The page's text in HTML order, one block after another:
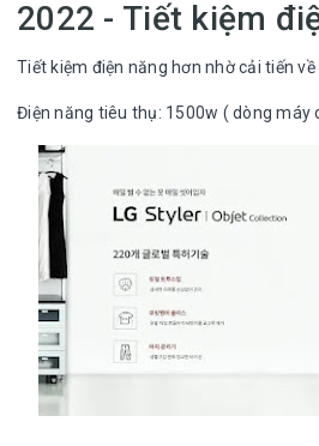
2022 - Tiết kiệm
Tiết kiệm điện năng hơn nhờ cải tiến
Điện năng tiêu thụ: 1500w ( dòng máy